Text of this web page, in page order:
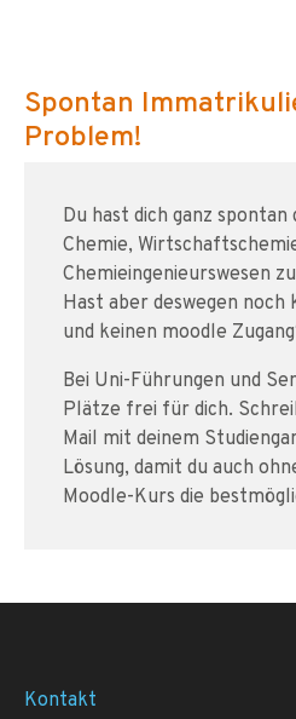
Spontan
Problem!
Du hast dich ganz
Chemie,
Chemieingenieurswesen
Hast aber deswegen
und keinen moodle
Bei Uni-Führungen und
Plätze frei für dich.
Mail mit deinem
Lösung, damit du auch
Moodle-Kurs die
Kontakt